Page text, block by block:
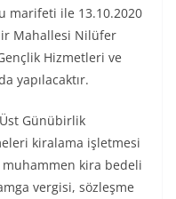
marifeti ile 13.10.2020
Mahallesi Nilüfer
Hizmetleri ve
yapılacaktır.
Günübirlik
kiralama işletmesi
muhammen kira bedeli
vergisi, sözleşme